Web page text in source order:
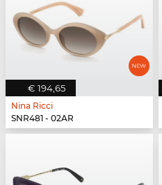
€ 194,65
Nina Ricci
SNR481 - 02AR